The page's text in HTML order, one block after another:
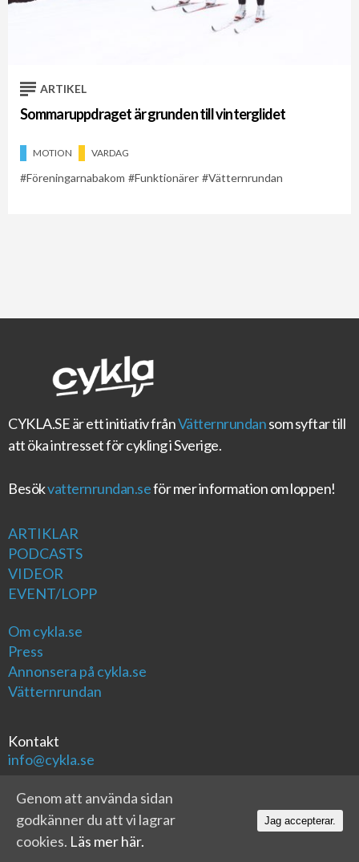
ARTIKEL
Sommaruppdraget är grunden till vinterglidet
MOTION VARDAG
Föreningarnabakom Funktionärer Vätternrundan
CYKLA.SEär ett initiativ frånVätternrundansom syftar till
att öka intresset för cykling i Sverige.
Besökvatternrundan.seför mer information om loppen!
ARTIKLAR
PODCASTS
VIDEOR
EVENT/LOPP
Om cykla.se
Press
Annonsera på cykla.se
Vätternrundan
Kontakt
info@cykla.se
Genom att använda sidan
godkänner du att vi lagrar
cookies. Läs mer här.
Jag accepterar.